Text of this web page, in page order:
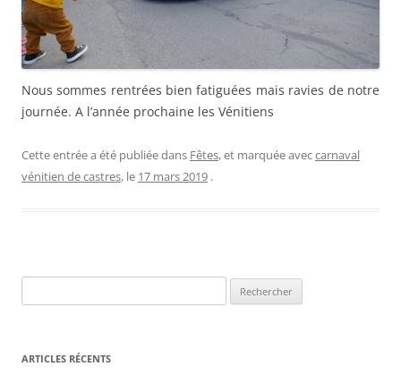
Nous sommes rentrées bien fatiguées mais ravies de notre
journée. A l’année prochaine les Vénitiens
Cette entrée a été publiée dans Fêtes, et marquée aveccarnaval
vénitien de castres, le 17 mars 2019 .
ARTICLES RÉCENTS